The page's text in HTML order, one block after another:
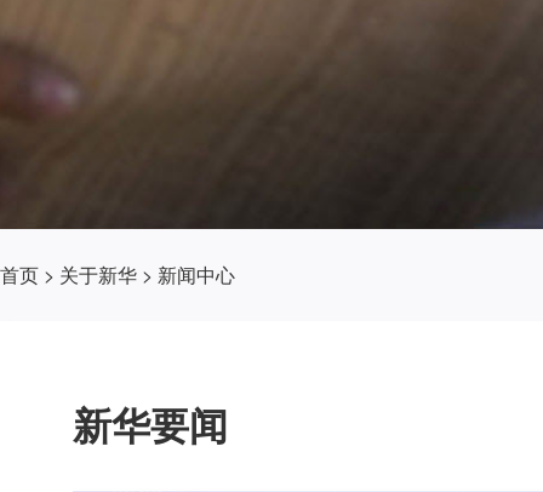
首页 > 关于新华 > 新闻中心
新华要闻